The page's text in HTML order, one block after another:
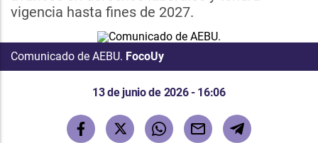
vigencia hasta fines de 2027.
Comunicado de AEBU. FocoUy
13 de junio de 2026 - 16:06